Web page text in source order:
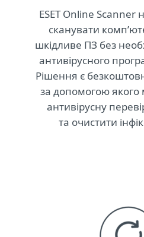
ESET Online Scanner
сканувати
шкідливе ПЗ без
антивірусного
Рішення є
за допомогою
антивірусну
та очистити